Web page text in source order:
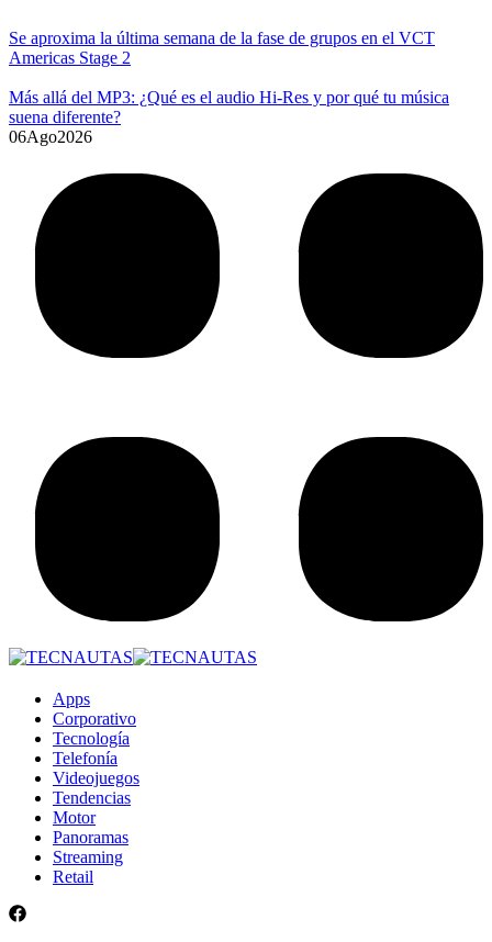
Se aproxima la última semana de la fase de grupos en el VCT
Americas Stage 2
Más allá del MP3: ¿Qué es el audio Hi-Res y por qué tu música
suena diferente?
06Ago2026
Apps
Corporativo
Tecnología
Telefonía
Videojuegos
Tendencias
Motor
Panoramas
Streaming
Retail